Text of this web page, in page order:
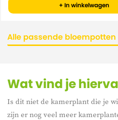
+ In winkelwagen
Alle passende bloempotten
Wat vind je
Is dit niet de kamerplant die je
zijn er nog veel meer